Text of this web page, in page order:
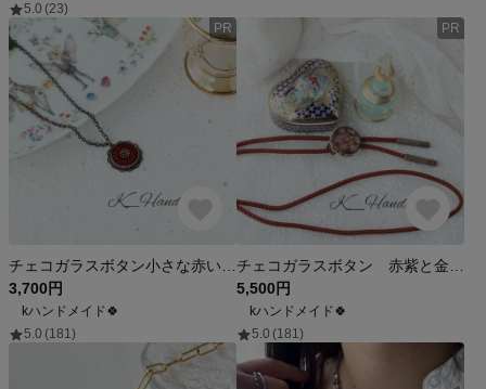
5.0 (23)
PR
3,700円
kハンドメイド🍀
5.0 (181)
PR
5,500円
kハンドメイド🍀
5.0 (181)